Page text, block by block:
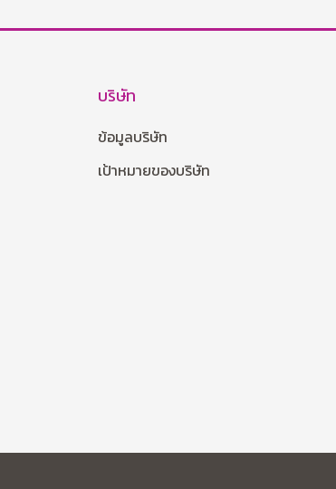
บริษัท
ข้อมูลบริษัท
เป้าหมายของบริษัท